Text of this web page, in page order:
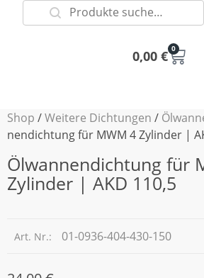
0,00 € 0
Shop /Weitere Dichtungen /
nendichtung für MWM 4 Zylinder |
Ölwannendichtung für
Zylinder | AKD 110,5
Art. Nr.: 01-0936-404-430-150